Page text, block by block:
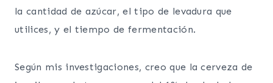
la cantidad de azúcar, el tipo de levadura que
utilices, y el tiempo de fermentación.
Según mis investigaciones, creo que la cerveza de